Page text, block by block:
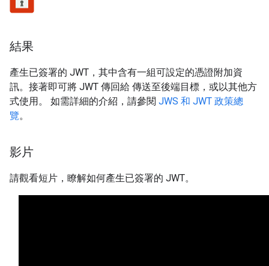
結果
產生已簽署的 JWT，其中含有一組可設定的憑證附加資
訊。接著即可將 JWT 傳回給 傳送至後端目標，或以其他方
式使用。 如需詳細的介紹，請參閱 JWS 和 JWT 政策總
覽。
影片
請觀看短片，瞭解如何產生已簽署的 JWT。